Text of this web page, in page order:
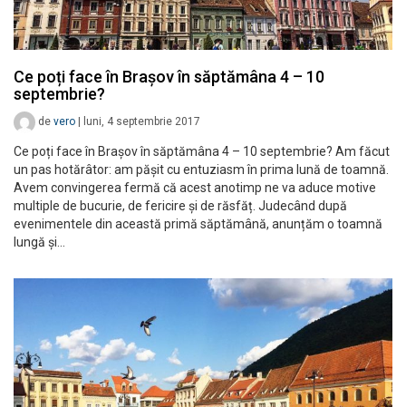
Ce poți face în Brașov în săptămâna 4 – 10
septembrie?
de vero luni, 4 septembrie 2017
Ce poți face în Brașov în săptămâna 4 – 10 septembrie? Am făcut
un pas hotărâtor: am pășit cu entuziasm în prima lună de toamnă.
Avem convingerea fermă că acest anotimp ne va aduce motive
multiple de bucurie, de fericire și de răsfăț. Judecând după
evenimentele din această primă săptămână, anunțăm o toamnă
lungă și…